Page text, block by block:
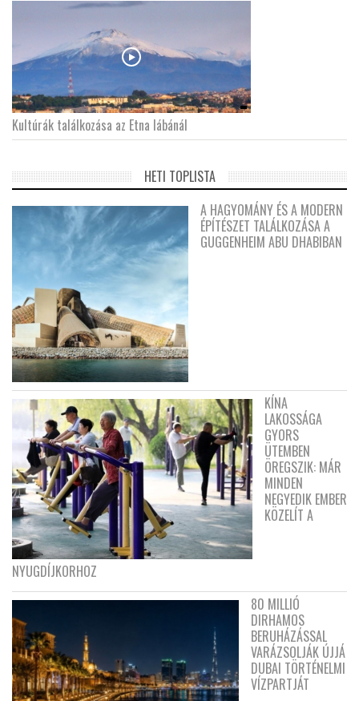
Kultúrák találkozása az Etna lábánál
HETI TOPLISTA
A HAGYOMÁNY ÉS A MODERN
ÉPÍTÉSZET TALÁLKOZÁSA A
GUGGENHEIM ABU DHABIBAN
KÍNA
LAKOSSÁGA
GYORS
ÜTEMBEN
ÖREGSZIK: MÁR
MINDEN
NEGYEDIK EMBER
KÖZELÍT A
NYUGDÍJKORHOZ
80 MILLIÓ
DIRHAMOS
BERUHÁZÁSSAL
VARÁZSOLJÁK ÚJJÁ
DUBAI TÖRTÉNELMI
VÍZPARTJÁT